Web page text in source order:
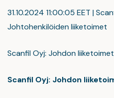
31.10.2024 11:00:05 EET |
Johtohenkilöiden liiketoimet
Scanfil Oyj: Johdon
Scanfil Oyj: Johdon